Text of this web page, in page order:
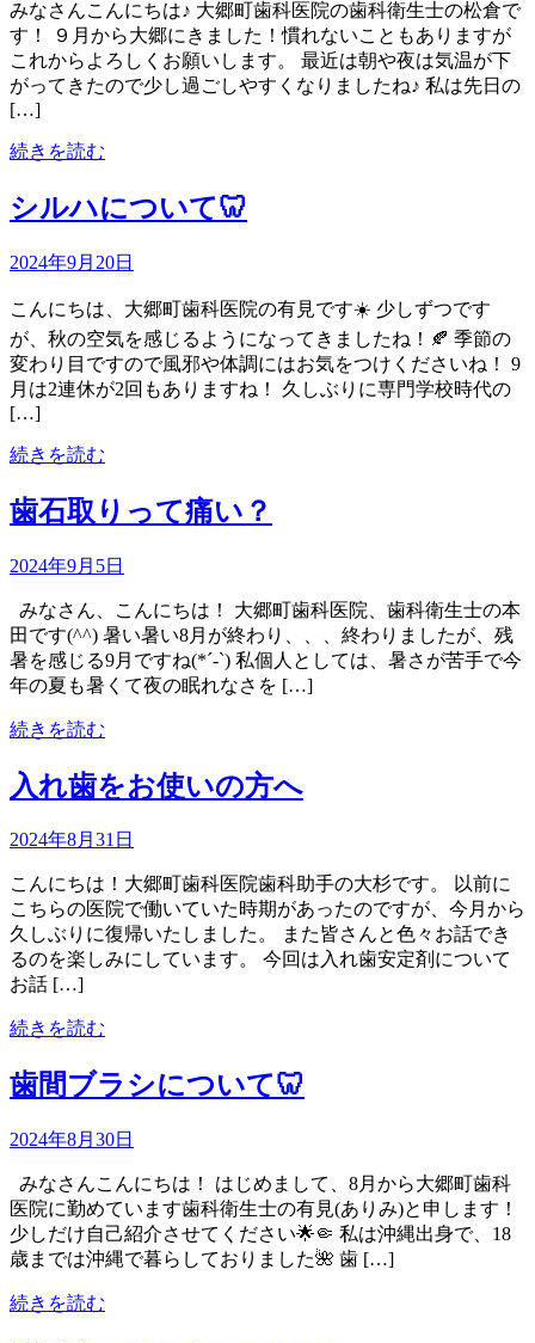
みなさんこんにちは♪ 大郷町歯科医院の歯科衛生士の松倉で
す！ ９月から大郷にきました！慣れないこともありますが
これからよろしくお願いします。 最近は朝や夜は気温が下
がってきたので少し過ごしやすくなりましたね♪ 私は先日の
[…]
続きを読む
シルハについて🦷
2024年9月20日
こんにちは、大郷町歯科医院の有見です☀️ 少しずつです
が、秋の空気を感じるようになってきましたね！🍂 季節の
変わり目ですので風邪や体調にはお気をつけくださいね！ 9
月は2連休が2回もありますね！ 久しぶりに専門学校時代の
[…]
続きを読む
歯石取りって痛い？
2024年9月5日
みなさん、こんにちは！ 大郷町歯科医院、歯科衛生士の本
田です(^^) 暑い暑い8月が終わり、、、終わりましたが、残
暑を感じる9月ですね(*´-`) 私個人としては、暑さが苦手で今
年の夏も暑くて夜の眠れなさを […]
続きを読む
入れ歯をお使いの方へ
2024年8月31日
こんにちは！大郷町歯科医院歯科助手の大杉です。 以前に
こちらの医院で働いていた時期があったのですが、今月から
久しぶりに復帰いたしました。 また皆さんと色々お話でき
るのを楽しみにしています。 今回は入れ歯安定剤について
お話 […]
続きを読む
歯間ブラシについて🦷
2024年8月30日
みなさんこんにちは！ はじめまして、8月から大郷町歯科
医院に勤めています歯科衛生士の有見(ありみ)と申します！
少しだけ自己紹介させてください🌟🤏 私は沖縄出身で、18
歳までは沖縄で暮らしておりました🌺 歯 […]
続きを読む